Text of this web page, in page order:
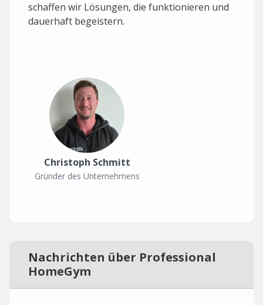
schaffen wir Lösungen, die funktionieren und
dauerhaft begeistern.
Christoph Schmitt
Gründer des Unternehmens
Nachrichten über Professional
HomeGym